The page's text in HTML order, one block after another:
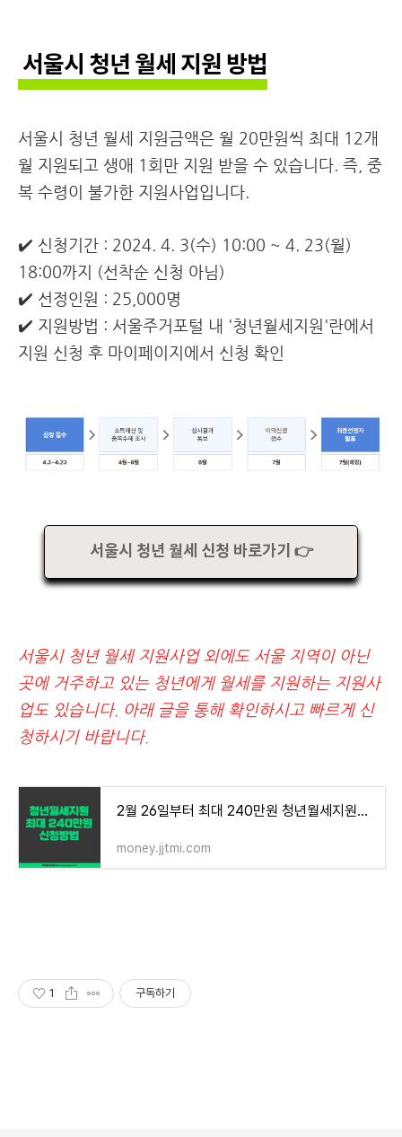
서울시 청년 월세 지원 방법
서울시 청년 월세 지원금액은 월 20만원씩 최대 12개
월 지원되고 생애 1회만 지원 받을 수 있습니다. 즉, 중
복 수령이 불가한 지원사업입니다.
✔️ 신청기간 : 2024. 4. 3(수) 10:00 ~ 4. 23(월)
18:00까지 (선착순 신청 아님)
✔️ 선정인원 : 25,000명
✔️ 지원방법 : 서울주거포털 내 '청년월세지원'란에서
지원 신청 후 마이페이지에서 신청 확인
서울시 청년 월세 신청 바로가기 👉
서울시 청년 월세 지원사업 외에도 서울 지역이 아닌
곳에 거주하고 있는 청년에게 월세를 지원하는 지원사
업도 있습니다. 아래 글을 통해 확인하시고 빠르게 신
청하시기 바랍니다.
2월 26일부터 최대 240만원 청년월세지원금 신청기간 및 신청 방법
money.jjtmi.com
1 구독하기